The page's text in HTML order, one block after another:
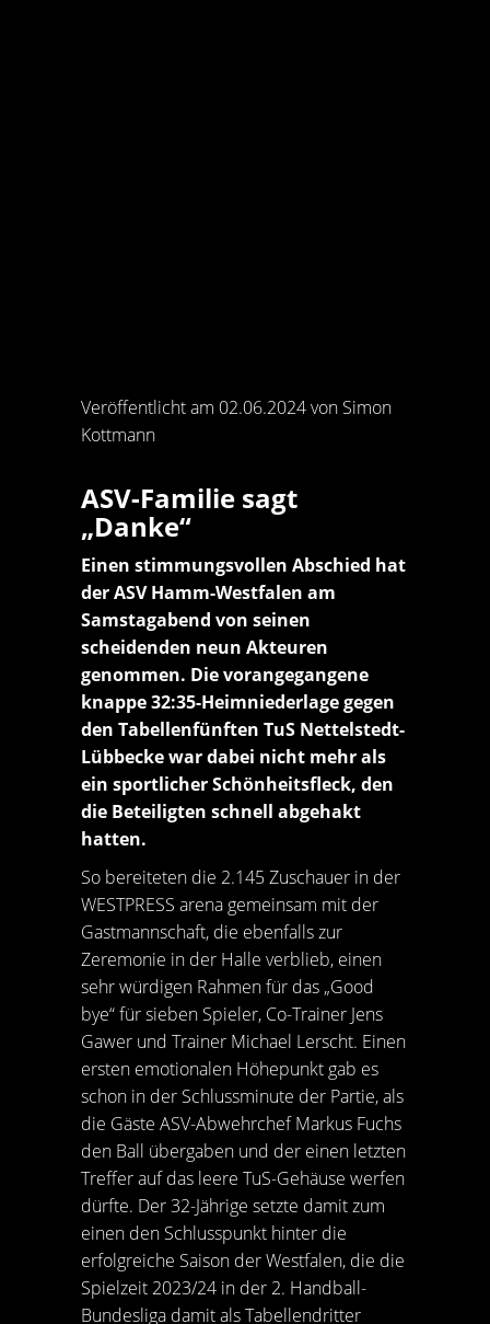
Veröffentlicht am 02.06.2024 von Simon
Kottmann
ASV-Familie sagt
„Danke“
Einen stimmungsvollen Abschied hat
der ASV Hamm-Westfalen am
Samstagabend von seinen
scheidenden neun Akteuren
genommen. Die vorangegangene
knappe 32:35-Heimniederlage gegen
den Tabellenfünften TuS Nettelstedt-
Lübbecke war dabei nicht mehr als
ein sportlicher Schönheitsfleck, den
die Beteiligten schnell abgehakt
hatten.
So bereiteten die 2.145 Zuschauer in der
WESTPRESS arena gemeinsam mit der
Gastmannschaft, die ebenfalls zur
Zeremonie in der Halle verblieb, einen
sehr würdigen Rahmen für das „Good
bye“ für sieben Spieler, Co-Trainer Jens
Gawer und Trainer Michael Lerscht. Einen
ersten emotionalen Höhepunkt gab es
schon in der Schlussminute der Partie, als
die Gäste ASV-Abwehrchef Markus Fuchs
den Ball übergaben und der einen letzten
Treffer auf das leere TuS-Gehäuse werfen
dürfte. Der 32-Jährige setzte damit zum
einen den Schlusspunkt hinter die
erfolgreiche Saison der Westfalen, die die
Spielzeit 2023/24 in der 2. Handball-
Bundesliga damit als Tabellendritter